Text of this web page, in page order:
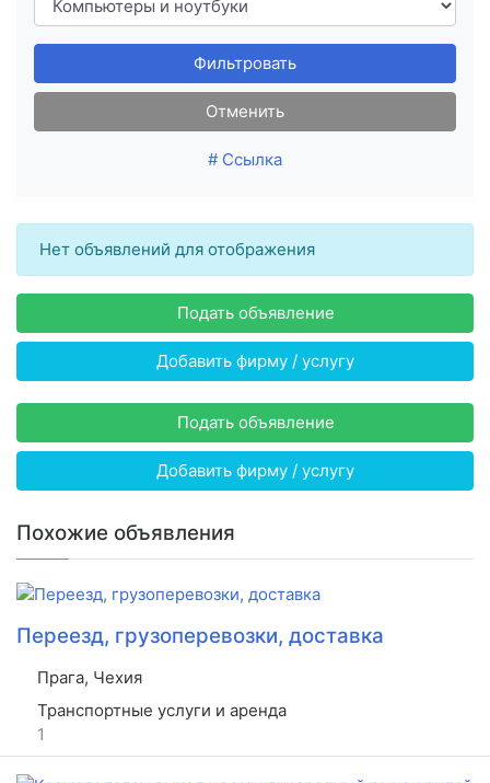
Фильтровать
Отменить
# Ссылка
Нет объявлений для отображения
Подать объявление
Добавить фирму / услугу
Подать объявление
Добавить фирму / услугу
Похожие объявления
Переезд, грузоперевозки, доставка
Прага, Чехия
Транспортные услуги и аренда
1